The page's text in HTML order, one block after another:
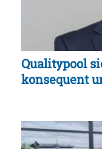
Qualitypool
konsequent